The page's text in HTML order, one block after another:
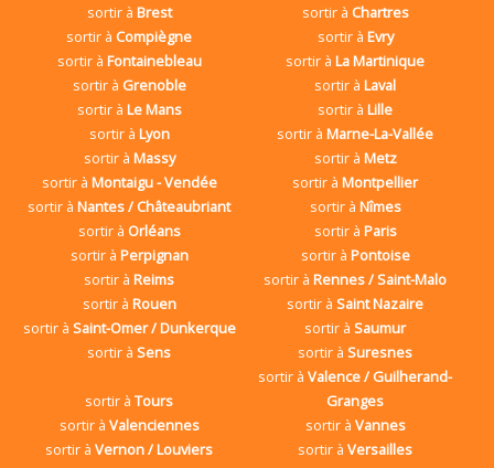
sortir à Brest sortir à Chartres
sortir à Compiègne sortir à Evry
sortir à Fontainebleau sortir àLa Martinique
sortir à Grenoble sortir àLaval
sortir à Le Mans sortir àLille
sortir à Lyon sortir àMarne-La-Vallée
sortir à Massy sortir à Metz
sortir à Montaigu - Vendée sortir àMontpellier
sortir àNantes / Châteaubriant sortir à Nîmes
sortir à Orléans sortir à Paris
sortir à Perpignan sortir à Pontoise
sortir àReims sortir àRennes / Saint-Malo
sortir à Rouen sortir àSaint Nazaire
sortir à Saint-Omer / Dunkerque sortir àSaumur
sortir àSens sortir àSuresnes
sortir àTours
sortir àValence / Guilherand-
Granges
sortir à Valenciennes sortir à Vannes
sortir àVernon / Louviers sortir àVersailles